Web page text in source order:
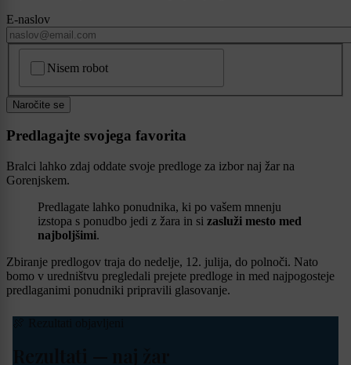
E-naslov
Nisem robot
Naročite se
Predlagajte svojega favorita
Bralci lahko zdaj oddate svoje predloge za izbor naj žar na
Gorenjskem.
Predlagate lahko ponudnika, ki po vašem mnenju
izstopa s ponudbo jedi z žara in si zasluži mesto med
najboljšimi.
Zbiranje predlogov traja do nedelje, 12. julija, do polnoči. Nato
bomo v uredništvu pregledali prejete predloge in med najpogosteje
predlaganimi ponudniki pripravili glasovanje.